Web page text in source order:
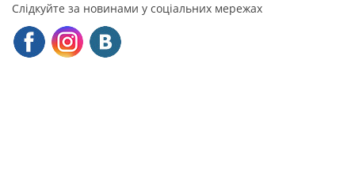
Слідкуйте за новинами у соціальних мережах